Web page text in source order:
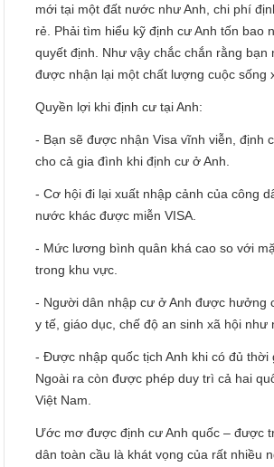
mới tại một đất nước như Anh, chi phí
rẻ. Phải tìm hiểu kỹ định cư Anh tốn bao
quyết định. Như vậy chắc chắn rằng bạn
được nhận lại một chất lượng cuộc sống
Quyền lợi khi định cư tại Anh:
- Bạn sẽ được nhận Visa vĩnh viễn, định
cho cả gia đình khi định cư ở Anh.
- Cơ hội đi lại xuất nhập cảnh của công
nước khác được miễn VISA.
- Mức lương bình quân khá cao so với
trong khu vực.
- Người dân nhập cư ở Anh được hưởng
y tế, giáo dục, chế độ an sinh xã hội như
- Được nhập quốc tịch Anh khi có đủ thời
Ngoài ra còn được phép duy trì cả hai
Việt Nam.
Ước mơ được định cư Anh quốc – được
dân toàn cầu là khát vọng của rất nhiều